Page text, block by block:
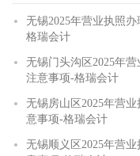
无锡2025年营业执照
格瑞会计
无锡门头沟区2025年
注意事项-格瑞会计
无锡房山区2025年营
意事项-格瑞会计
无锡顺义区2025年营